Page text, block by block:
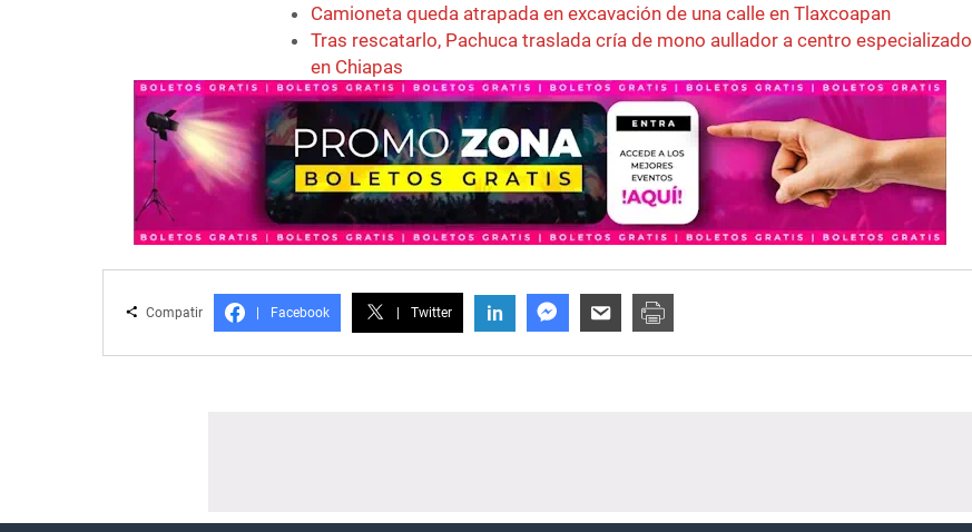
Camioneta queda atrapada en excavación de una calle en Tlaxcoapan
Tras rescatarlo, Pachuca traslada cría de mono aullador a centro especializado
en Chiapas
Compatir Facebook Twitter in